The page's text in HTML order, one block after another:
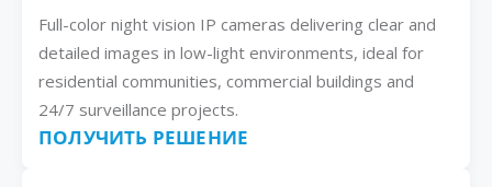
Full-color night vision IP cameras delivering clear and
detailed images in low-light environments, ideal for
residential communities, commercial buildings and
24/7 surveillance projects.
ПОЛУЧИТЬ РЕШЕНИЕ